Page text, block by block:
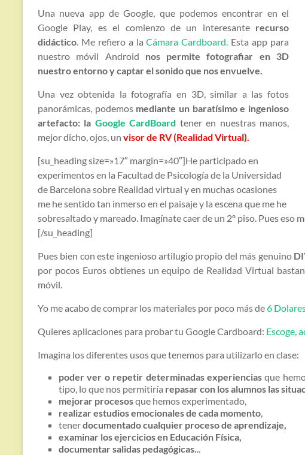
Una nueva app de Google, que podemos encontrar en el
Google Play, es el comienzo de un interesante recurso
didáctico. Me refiero a laCámara Cardboard. Esta app para
nuestro móvil Android nos permite fotografiar en 3D
nuestro entorno y captar el sonido que nos envuelve.
Una vez obtenida la fotografía en 3D, similar a las fotos
panorámicas, podemosmediante un baratísimo e ingenioso
artefacto: la Google CardBoard tener en nuestras manos,
mejor dicho, ojos, un visor de RV (Realidad Virtual).
[su_heading size=»17″ margin=»40″]He participado en
experimentos en la Facultad de Psicología de la Universidad
de Barcelona sobre Realidad virtual y en muchas ocasiones
me he sentido tan inmerso en el paisaje y la escena que me he
sobresaltado y mareado. Imagínate caer de un 2º piso. Pues eso
[/su_heading]
Pues bien con este ingenioso artilugio propio del más genuino
por pocos Euros obtienes un equipo de Realidad Virtual
móvil.
Yo me acabo de comprar los materiales por poco más de6
Quieres aplicaciones para probar tu Google Cardboard: Escoge,
Imagina los diferentes usos que tenemos para utilizarlo en clase:
poder ver o repetir determinadas experienciasque
tipo, lo que nos permitiría repasar con los alumnos las
mejorar procesosque hemos experimentado,
realizar estudios emocionales de cada momento,
tenerdocumentado cualquier proceso de aprendizaje,
examinar los ejercicios en Educación Física,
documentar salidas pedagógicas...